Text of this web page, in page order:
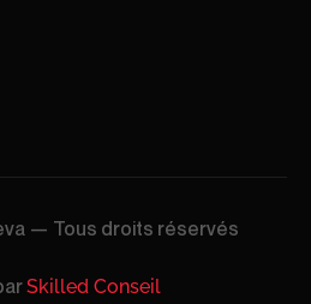
— Tous droits réservés
Skilled Conseil